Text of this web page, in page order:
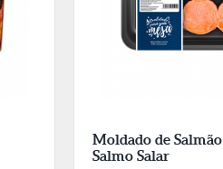
Moldado de Salmão
Salmo Salar